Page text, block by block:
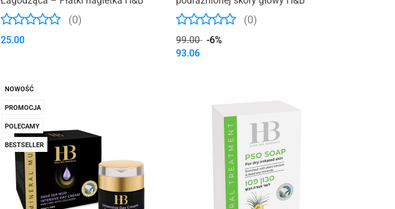
(0)
25.00
(0)
99.00 -6%
93.06
NOWOŚĆ
PROMOCJA
POLECAMY
BESTSELLER